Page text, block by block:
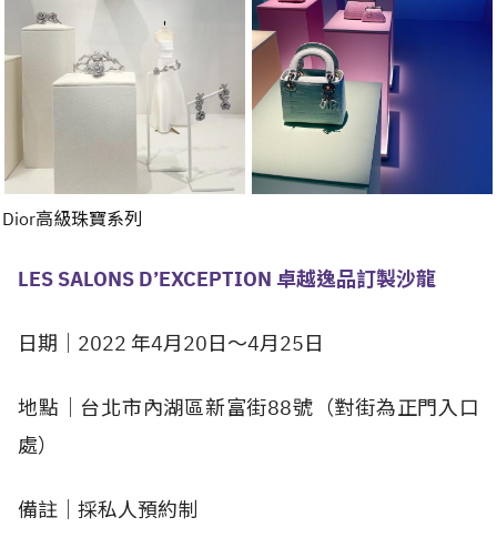
Dior高級珠寶系列
LES SALONS D’EXCEPTION 卓越逸品訂製沙龍
日期｜2022 年4月20日～4月25日
地點｜台北市內湖區新富街88號（對街為正門入口
處）
備註｜採私人預約制